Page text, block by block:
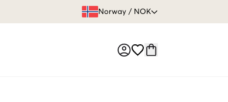
Norway / NOK